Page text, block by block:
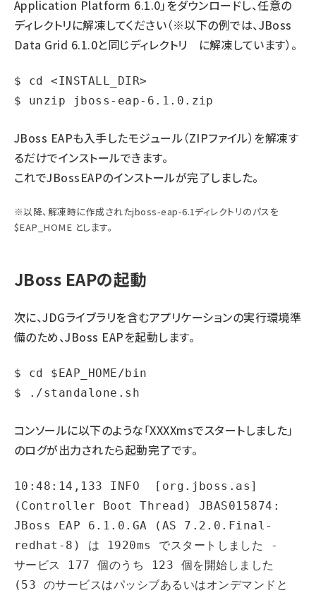
Application Platform 6.1.0」をダウンロードし、任意の
ディレクトリに解凍してください（※以下の例では、JBoss
Data Grid 6.1.0と同じディレクトリ に解凍しています）。
$ cd <INSTALL_DIR>
JBoss EAPも入手したモジュール（ZIPファイル）を解凍す
るだけでインストールできます。
これでJBossEAPのインストールが完了しました。
※以降、解凍時に作成されたjboss-eap-6.1ディレクトリのパスを
$EAP_HOME とします。
JBoss EAPの起動
次に、JDGライブラリを含むアプリケーションの実行環境準
備のため、JBoss EAPを起動します。
$ cd $EAP_HOME/bin
コンソールに以下のような「XXXXmsでスタートしました」
のログが出力されたら起動完了です。
10:48:14,133 INFO  [org.jboss.as]
(Controller Boot Thread) JBAS015874:
JBoss EAP 6.1.0.GA (AS 7.2.0.Final-
redhat-8) は 1920ms でスタートしました -
サービス 177 個のうち 123 個を開始しました
(53 のサービスはパッシブあるいはオンデマンドと